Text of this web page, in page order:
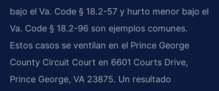
bajo el Va. Code § 18.2-57 y hurto menor bajo el
Va. Code § 18.2-96 son ejemplos comunes.
Estos casos se ventilan en el Prince George
County Circuit Court en 6601 Courts Drive,
Prince George, VA 23875. Un resultado